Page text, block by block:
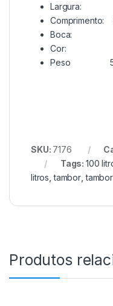
Largura:
Comprimento:
Boca:
Cor:
Peso
SKU: 7176
Tags:100
litros ,tambor ,
Produtos